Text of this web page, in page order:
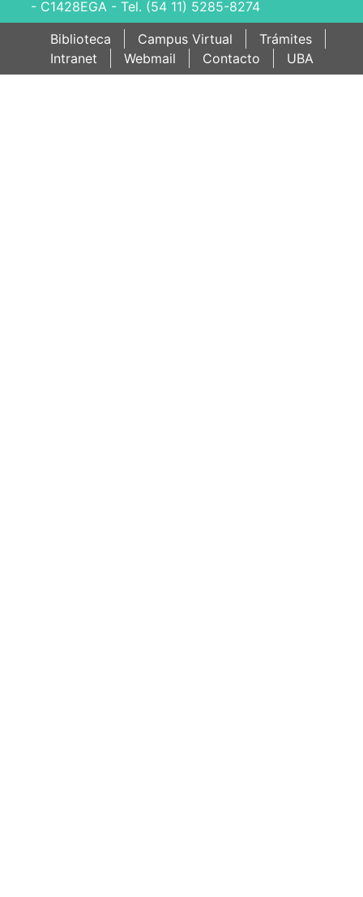
- C1428EGA - Tel. (54 11) 5285-8274
Biblioteca
Campus Virtual
Trámites
Intranet
Webmail Contacto UBA